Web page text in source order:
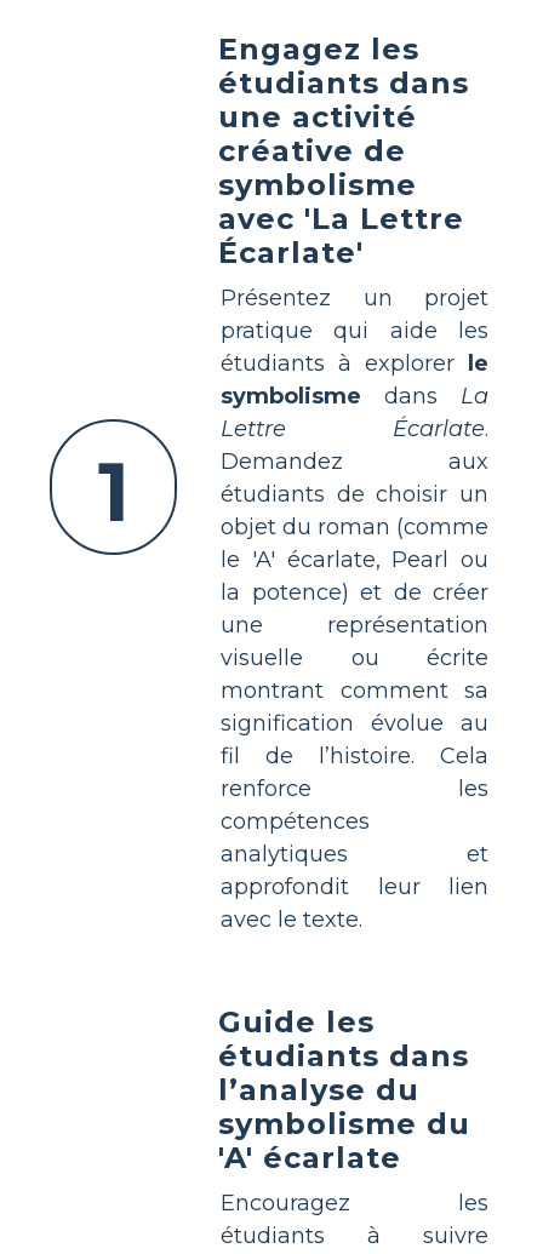
1
Engagez les
étudiants dans
une activité
créative de
symbolisme
avec 'La Lettre
Écarlate'
Présentez un projet
pratique qui aide les
étudiants à explorer
le
symbolisme dans La
Lettre Écarlate.
Demandez aux
étudiants de choisir un
objet du roman (comme
le 'A' écarlate, Pearl ou
la potence) et de créer
une représentation
visuelle ou écrite
montrant comment sa
signification évolue au
fil de l’histoire. Cela
renforce les
compétences
analytiques et
approfondit leur lien
avec le texte.
Guide les
étudiants dans
l’analyse du
symbolisme du
'A' écarlate
Encouragez les
étudiants à suivre